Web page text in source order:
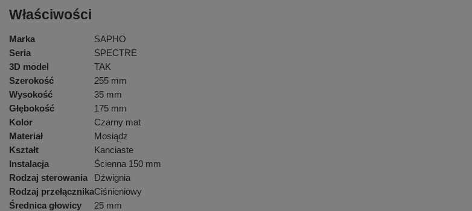
Właściwości
Marka
SAPHO
Seria
SPECTRE
3D model
TAK
Szerokość
255 mm
Wysokość
35 mm
Głębokość
175 mm
Kolor
Czarny mat
Materiał
Mosiądz
Kształt
Kanciaste
Instalacja
Ścienna 150 mm
Rodzaj sterowania
Dźwignia
Rodzaj przełącznikaCiśnieniowy
Średnica głowicy
25 mm